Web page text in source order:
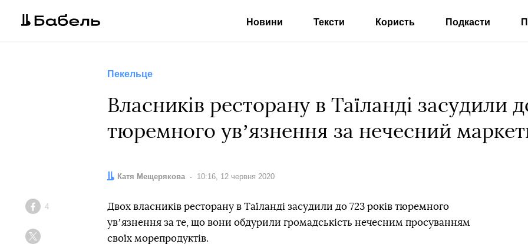
Новини Тексти Користь Подкасти
Пекельце
Власників ресторану в Таїланді засудили
тюремного увʼязнення за нечесний
Автор:
Катя Мещерякова Дата:
10:16, 12 червня 2020
Facebook
4
Двох власників ресторану в Таїланді засудили до 723 років тюремного
увʼязнення за те, що вони обдурили громадськість нечесним просуванням
своїх морепродуктів.